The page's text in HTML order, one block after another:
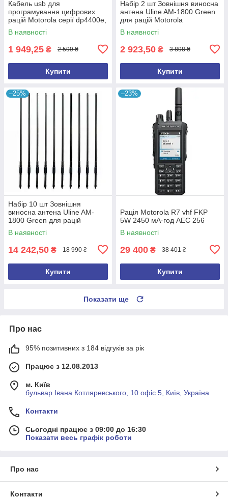
Кабель usb для
програмування цифрових
рацій Motorola серії dp4400e,
dp4401e, dp4800e, dp4801e
PMKN4012
В наявності
1 949,25 ₴ 2 599 ₴
Купити
Набір 2 шт Зовнішня виносна
антена Uline AM-1800 Green
для рацій Motorola
dp4400/dp4600/dp4800/re/r7
vhf/uhf
В наявності
2 923,50 ₴ 3 898 ₴
Купити
–25%
Набір 10 шт Зовнішня
виносна антена Uline AM-
1800 Green для рацій
Motorola
dp4400/dp4600/dp4800/r7/r7a
В наявності
14 242,50 ₴ 18 990 ₴
Купити
–23%
Рація Motorola R7 vhf FKP
5W 2450 мА·год АЕС 256
В наявності
29 400 ₴ 38 401 ₴
Купити
Показати ще
Про нас
95% позитивних з 184 відгуків за рік
Працює з 12.08.2013
м. Київ
бульвар Івана Котляревського, 10 офіс 5, Київ, Україна
Контакти
Сьогодні працює з 09:00 до 16:30
Показати весь графік роботи
Про нас
Контакти